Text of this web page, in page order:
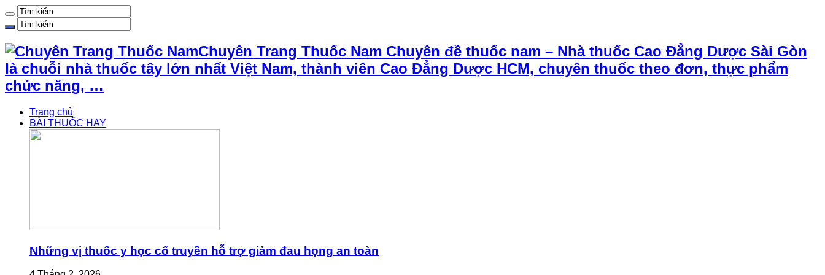
Chuyên Trang Thuốc Nam Chuyên đề thuốc nam – Nhà thuốc Cao Đẳng Dược Sài Gòn
là chuỗi nhà thuốc tây lớn nhất Việt Nam, thành viên Cao Đẳng Dược HCM, chuyên thuốc theo đơn, thực phẩm
chức năng, …
Trang chủ
BÀI THUỐC HAY
Những vị thuốc y học cổ truyền hỗ trợ giảm đau họng an toàn